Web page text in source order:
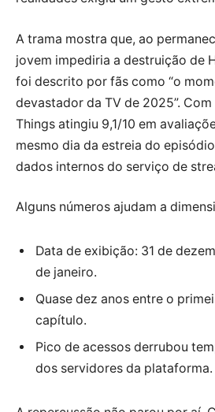
A trama mostra que, ao
jovem impediria a destruição de
foi descrito por fãs como “o
devastador da TV de 2025”.
Things atingiu 9,1/10 em
mesmo dia da estreia do
dados internos do serviço de
Alguns números ajudam a
Data de exibição: 31 de
de janeiro.
Quase dez anos entre o
capítulo.
Pico de acessos derrubou
dos servidores da plataforma.